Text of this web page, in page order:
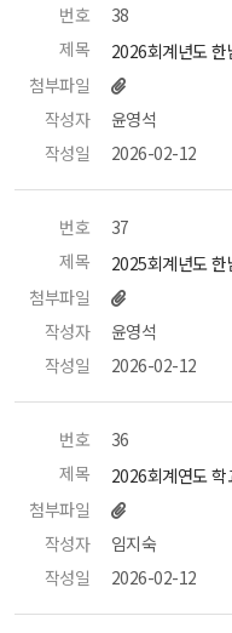
번호
38
제목
2026회계년도
첨부파일
작성자
윤영석
작성일
2026-02-12
번호
37
제목
2025회계년도
첨부파일
작성자
윤영석
작성일
2026-02-12
번호
36
제목
2026회계연도
첨부파일
작성자
임지숙
작성일
2026-02-12